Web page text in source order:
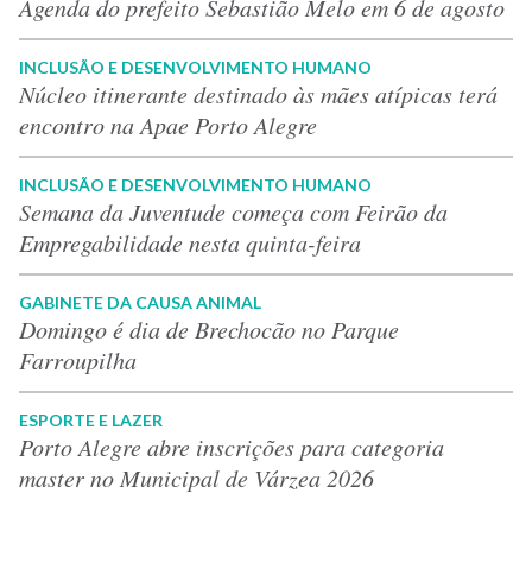
Agenda do prefeito Sebastião Melo em 6 de agosto
INCLUSÃO E DESENVOLVIMENTO HUMANO
Núcleo itinerante destinado às mães atípicas terá
encontro na Apae Porto Alegre
INCLUSÃO E DESENVOLVIMENTO HUMANO
Semana da Juventude começa com Feirão da
Empregabilidade nesta quinta-feira
GABINETE DA CAUSA ANIMAL
Domingo é dia de Brechocão no Parque
Farroupilha
ESPORTE E LAZER
Porto Alegre abre inscrições para categoria
master no Municipal de Várzea 2026